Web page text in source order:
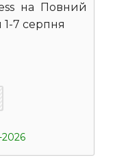
на Повний
1-7 серпня
2026